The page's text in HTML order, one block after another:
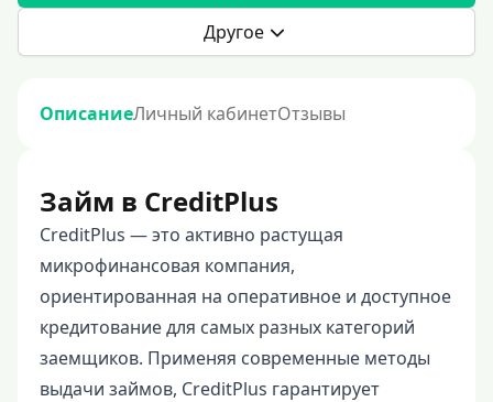
Другое
ОписаниеЛичный кабинетОтзывы
Займ в CreditPlus
CreditPlus — это активно растущая
микрофинансовая компания,
ориентированная на оперативное и доступное
кредитование для самых разных категорий
заемщиков. Применяя современные методы
выдачи займов, CreditPlus гарантирует